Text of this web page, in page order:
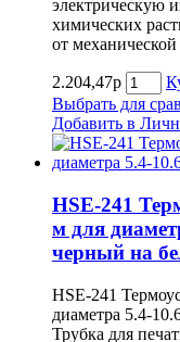
электрическую
химических
от
2.204,47р
Выбрать для
Добавить в
HSE-241
м для
черный на
HSE-241
диаметра 5.4-
Трубка для